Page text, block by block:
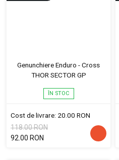
Genunchiere Enduro - Cross
THOR SECTOR GP
ÎN STOC
Cost de livrare: 20.00 RON
118.00 RON
92.00 RON